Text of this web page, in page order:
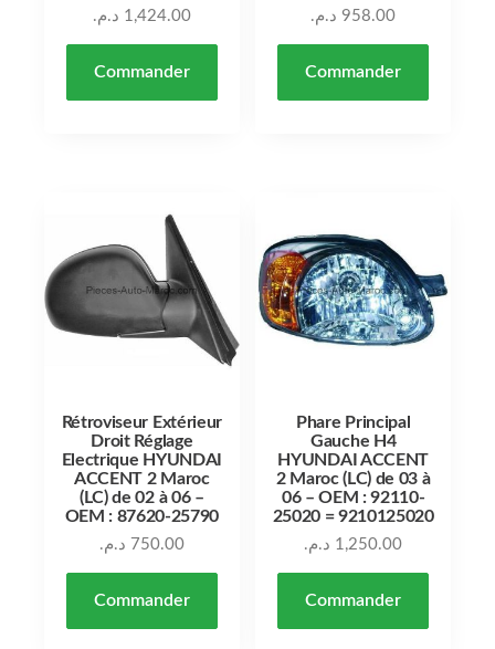
1,424.00 د.م.
Commander
958.00 د.م.
Commander
Rétroviseur Extérieur
Droit Réglage
Electrique HYUNDAI
ACCENT 2 Maroc
(LC) de 02 à 06 –
OEM : 87620-25790
750.00 د.م.
Commander
Phare Principal
Gauche H4
HYUNDAI ACCENT
2 Maroc (LC) de 03 à
06 – OEM : 92110-
25020 = 9210125020
1,250.00 د.م.
Commander